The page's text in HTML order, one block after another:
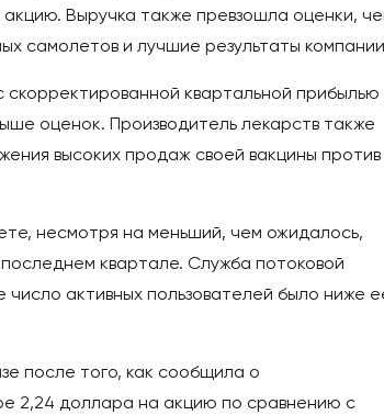
Выручка также превзошла оценки,
самолетов и лучшие результаты компании
скорректированной квартальной прибылью
оценок. Производитель лекарств также
высоких продаж своей вакцины против
несмотря на меньший, чем ожидалось,
квартале. Служба потоковой
активных пользователей было ниже
после того, как сообщила о
2,24 доллара на акцию по сравнению с